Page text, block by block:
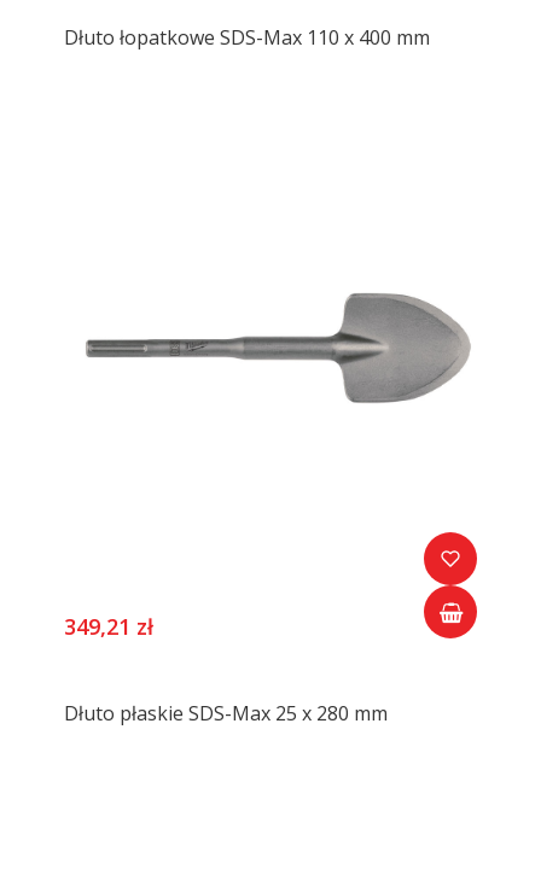
Dłuto łopatkowe SDS-Max 110 x 400 mm
349,21 zł
Dłuto płaskie SDS-Max 25 x 280 mm